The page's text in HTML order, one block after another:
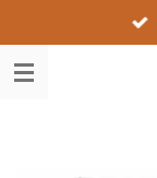
direct
naar